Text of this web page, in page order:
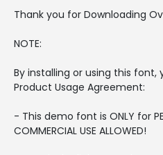
Thank you for Downloading
NOTE:
By installing or using this
Product Usage Agreement:
- This demo font is ONLY for
COMMERCIAL USE ALLOWED!